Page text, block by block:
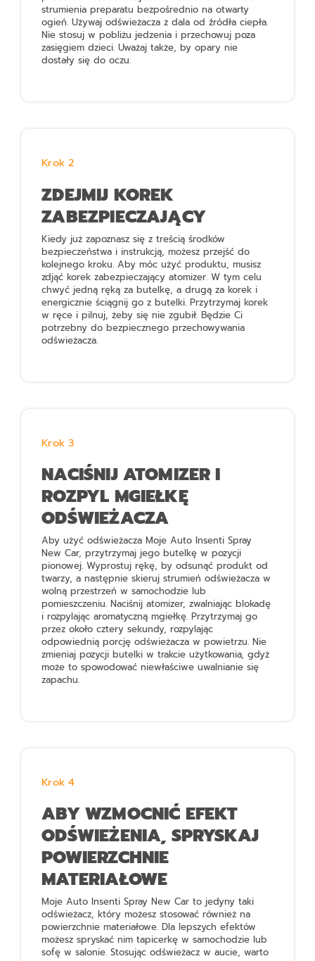
strumienia preparatu bezpośrednio na otwarty
ogień. Używaj odświeżacza z dala od źródła ciepła.
Nie stosuj w pobliżu jedzenia i przechowuj poza
zasięgiem dzieci. Uważaj także, by opary nie
dostały się do oczu.
Krok 2
ZDEJMIJ KOREK
ZABEZPIECZAJĄCY
Kiedy już zapoznasz się z treścią środków
bezpieczeństwa i instrukcją, możesz przejść do
kolejnego kroku. Aby móc użyć produktu, musisz
zdjąć korek zabezpieczający atomizer. W tym celu
chwyć jedną ręką za butelkę, a drugą za korek i
energicznie ściągnij go z butelki. Przytrzymaj korek
w ręce i pilnuj, żeby się nie zgubił. Będzie Ci
potrzebny do bezpiecznego przechowywania
odświeżacza.
Krok 3
NACIŚNIJ ATOMIZER I
ROZPYL MGIEŁKĘ
ODŚWIEŻACZA
Aby użyć odświeżaczaMoje Auto Insenti Spray
New Car, przytrzymaj jego butelkę w pozycji
pionowej. Wyprostuj rękę, by odsunąć produkt od
twarzy, a następnie skieruj strumień odświeżacza w
wolną przestrzeń w samochodzie lub
pomieszczeniu. Naciśnij atomizer, zwalniając blokadę
i rozpylając aromatyczną mgiełkę. Przytrzymaj go
przez około cztery sekundy, rozpylając
odpowiednią porcję odświeżacza w powietrzu. Nie
zmieniaj pozycji butelki w trakcie użytkowania, gdyż
może to spowodować niewłaściwe uwalnianie się
zapachu.
Krok 4
ABY WZMOCNIĆ EFEKT
ODŚWIEŻENIA, SPRYSKAJ
POWIERZCHNIE
MATERIAŁOWE
Moje Auto Insenti Spray New Car to jedyny taki
odświeżacz, który możesz stosować również na
powierzchnie materiałowe. Dla lepszych efektów
możesz spryskać nim tapicerkę w samochodzie lub
sofę w salonie. Stosując odświeżacz w aucie, warto